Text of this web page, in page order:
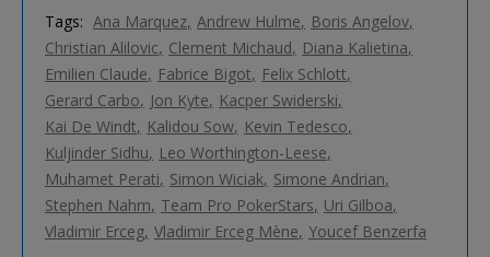
Tags: Ana Marquez Andrew Hulme
Boris Angelov
Christian Alilovic Clement Michaud
Diana Kalietina
Emilien Claude
Fabrice Bigot
Felix Schlott
Gerard Carbo
Jon Kyte
Kacper Swiderski
Kai De Windt
Kalidou Sow Kevin Tedesco
Kuljinder Sidhu
Leo Worthington-Leese
Muhamet Perati Simon Wiciak Simone Andrian
Stephen Nahm Team Pro PokerStars Uri Gilboa
Vladimir Erceg Vladimir Erceg Mène Youcef Benzerfa